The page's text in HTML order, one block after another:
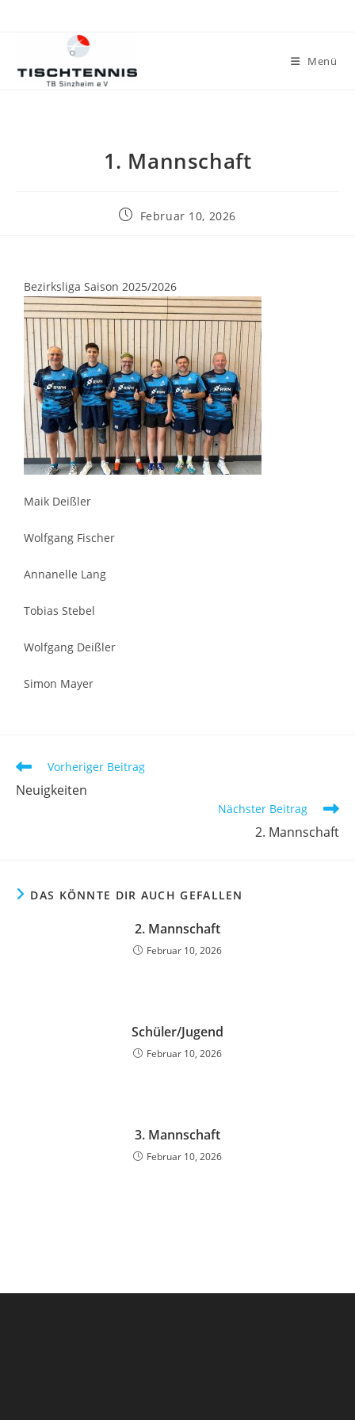
Menü
1. Mannschaft
Februar 10, 2026
Bezirksliga Saison 2025/2026
Maik Deißler
Wolfgang Fischer
Annanelle Lang
Tobias Stebel
Wolfgang Deißler
Simon Mayer
Vorheriger Beitrag
Neuigkeiten
Nächster Beitrag
2. Mannschaft
DAS KÖNNTE DIR AUCH GEFALLEN
2. Mannschaft
Februar 10, 2026
Schüler/Jugend
Februar 10, 2026
3. Mannschaft
Februar 10, 2026